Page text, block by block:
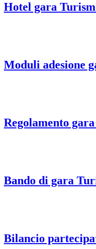
Hotel gara
Moduli adesione
Regolamento
Bando di gara
Bilancio